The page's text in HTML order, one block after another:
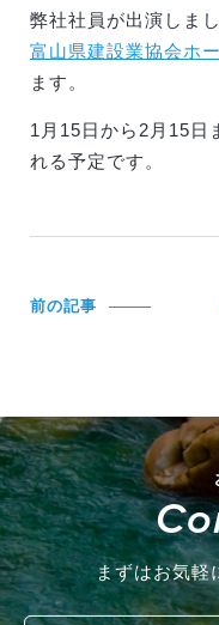
弊社社員が出演しまし
富山県建設業協会ホ
ます。
1月15日から2月15日
れる予定です。
前の記事
まずはお気軽